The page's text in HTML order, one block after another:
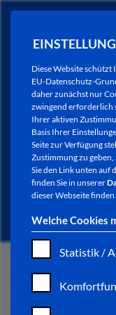
Diese Website
EU-Datenschutz-
daher zunächst nur
zwingend erforderlich
Ihrer aktiven
Basis Ihrer
Seite zur Verfügung
Zustimmung zu
Sie den Link unten auf
finden Sie in unserer
dieser Webseite finden
Welche Cookies
Statistik /
START